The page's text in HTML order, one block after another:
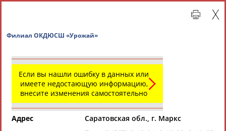
Если вы нашли ошибку в данных или
имеете недостающую информацию,
внесите изменения самостоятельно
Адрес
Саратовская обл., г. Маркс